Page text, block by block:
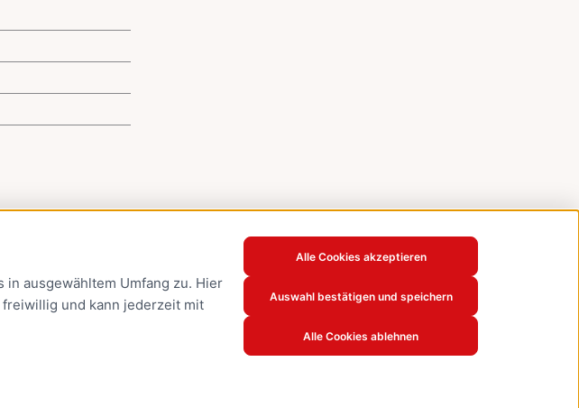
ausgewähltem Umfang zu. Hier
und kann jederzeit mit
Alle Cookies akzeptieren
Auswahl bestätigen und speichern
Alle Cookies ablehnen